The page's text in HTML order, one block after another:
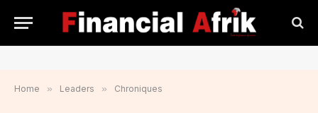
Home » Leaders » Chroniques